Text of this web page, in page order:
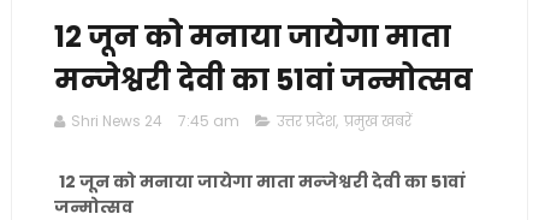
12 जून को मनाया जायेगा माता
मन्जेश्वरी देवी का 51वां जन्मोत्सव
Shri News 24 7:45 am उत्तर प्रदेश, प्रमुख खबरें
12 जून को मनाया जायेगा माता मन्जेश्वरी देवी का 51वां
जन्मोत्सव